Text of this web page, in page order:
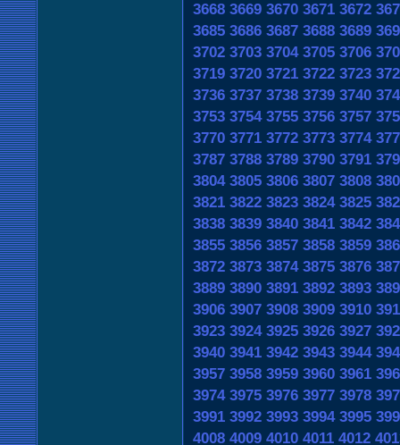
3668 3669 3670 3671 3672
3685 3686 3687 3688 3689
3702 3703 3704 3705 3706
3719 3720 3721 3722 3723
3736 3737 3738 3739 3740
3753 3754 3755 3756 3757
3770 3771 3772 3773 3774
3787 3788 3789 3790 3791
3804 3805 3806 3807 3808
3821 3822 3823 3824 3825
3838 3839 3840 3841 3842
3855 3856 3857 3858 3859
3872 3873 3874 3875 3876
3889 3890 3891 3892 3893
3906 3907 3908 3909 3910
3923 3924 3925 3926 3927
3940 3941 3942 3943 3944
3957 3958 3959 3960 3961
3974 3975 3976 3977 3978
3991 3992 3993 3994 3995
4008 4009 4010 4011 4012